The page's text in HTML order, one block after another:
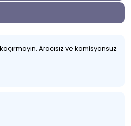
Aracısız ve komisyonsuz